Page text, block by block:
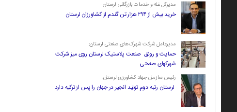
مدیرکل غله و خدمات بازرگانی لرستان :
خرید بیش از ۲۹۴ هزار تن گندم از کشاورزان لرستان
مدیرعامل شرکت شهرک‌های صنعتی لرستان:
حمایت و رونق صنعت پلاستیک لرستان روی میز شرکت
شهرکهای صنعتی
رئیس سازمان جهاد کشاورزی لرستان:
لرستان رتبه دوم تولید انجیر در جهان را پس از ترکیه دارد